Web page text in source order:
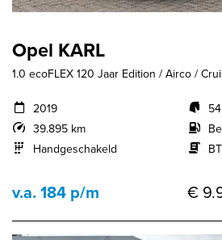
Opel KARL
1.0 ecoFLEX 120 Jaar Edition / Airco /
2019
39.895 km
Handgeschakeld
v.a. 184 p/m €